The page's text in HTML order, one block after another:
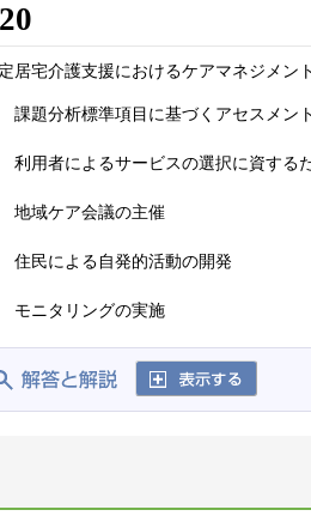
居宅介護支援におけるケアマネジメン
課題分析標準項目に基づくアセスメン
利用者によるサービスの選択に資する
地域ケア会議の主催
住民による自発的活動の開発
モニタリングの実施